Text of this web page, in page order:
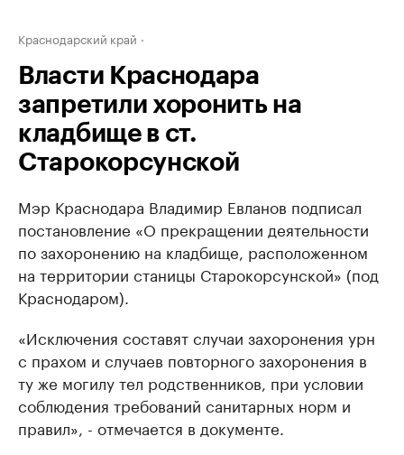
Краснодарский край
Власти Краснодара
запретили хоронить на
кладбище в ст.
Старокорсунской
Мэр Краснодара Владимир Евланов подписал
постановление «О прекращении деятельности
по захоронению на кладбище, расположенном
на территории станицы Старокорсунской» (под
Краснодаром).
«Исключения составят случаи захоронения урн
с прахом и случаев повторного захоронения в
ту же могилу тел родственников, при условии
соблюдения требований санитарных норм и
правил», - отмечается в документе.